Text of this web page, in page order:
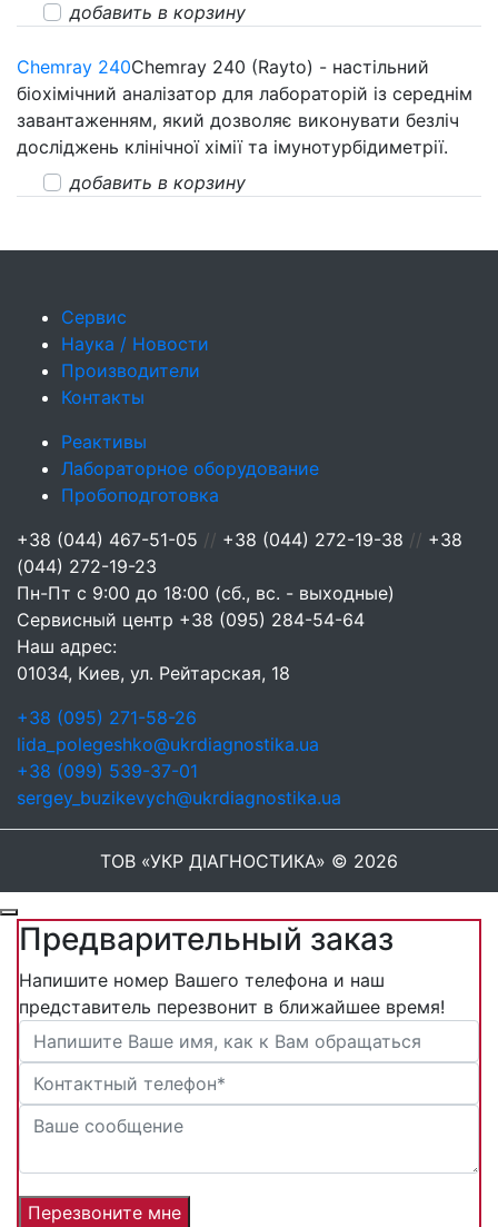
добавить в корзину
Chemray 240Chemray 240 (Rayto) - настільний
біохімічний аналізатор для лабораторій із середнім
завантаженням, який дозволяє виконувати безліч
досліджень клінічної хімії та імунотурбідиметрії.
добавить в корзину
Сервис
Наука / Новости
Производители
Контакты
Реактивы
Лабораторное оборудование
Пробоподготовка
+38 (044) 467-51-05 // +38 (044) 272-19-38 // +38
(044) 272-19-23
Пн-Пт с 9:00 до 18:00 (сб., вс. - выходные)
Сервисный центр +38 (095) 284-54-64
Наш адрес:
01034, Киев, ул. Рейтарская, 18
+38 (095) 271-58-26
lida_polegeshko@ukrdiagnostika.ua
+38 (099) 539-37-01
sergey_buzikevych@ukrdiagnostika.ua
ТОВ «УКР ДІАГНОСТИКА» © 2026
Предварительный заказ
Напишите номер Вашего телефона и наш
представитель перезвонит в ближайшее время!